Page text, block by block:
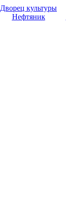
Дворец культуры
Нефтяник